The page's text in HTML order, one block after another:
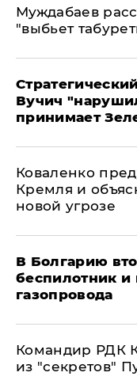
Муждабаев
"выбьет
Вучич
принимает
Коваленко
Кремля и
новой угрозе
В Болгарию
беспилотник и
газопровода
Командир РДК
из "секретов"